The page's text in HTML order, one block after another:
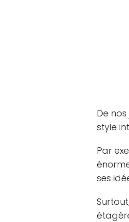
De
style
Par
ses